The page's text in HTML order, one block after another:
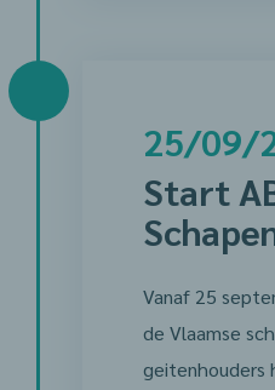
25/09/
Start
Vanaf 25
de Vlaamse
geitenhouders